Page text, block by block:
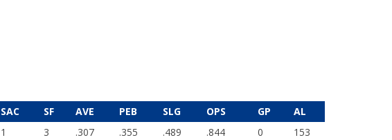
SAC SF AVE PEB SLG OPS GP
AL
1 3 .307 .355 .489 .844 0
153